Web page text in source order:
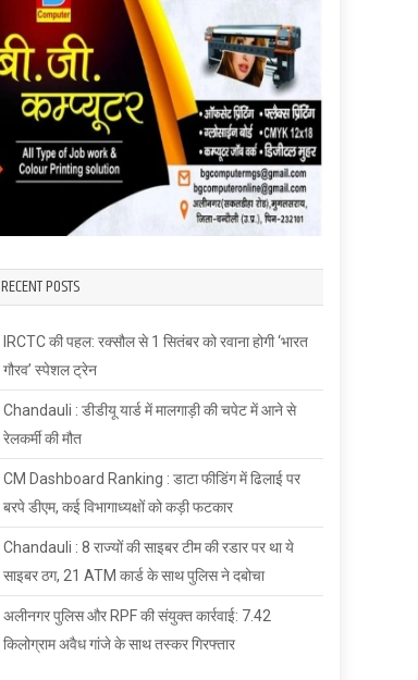
RECENT POSTS
IRCTC की पहल: रक्सौल से 1 सितंबर को रवाना होगी ‘भारत
गौरव’ स्पेशल ट्रेन
Chandauli : डीडीयू यार्ड में मालगाड़ी की चपेट में आने से
रेलकर्मी की मौत
CM Dashboard Ranking : डाटा फीडिंग में ढिलाई पर
बरपे डीएम, कई विभागाध्यक्षों को कड़ी फटकार
Chandauli : 8 राज्यों की साइबर टीम की रडार पर था ये
साइबर ठग, 21 ATM कार्ड के साथ पुलिस ने दबोचा
अलीनगर पुलिस और RPF की संयुक्त कार्रवाई: 7.42
किलोग्राम अवैध गांजे के साथ तस्कर गिरफ्तार